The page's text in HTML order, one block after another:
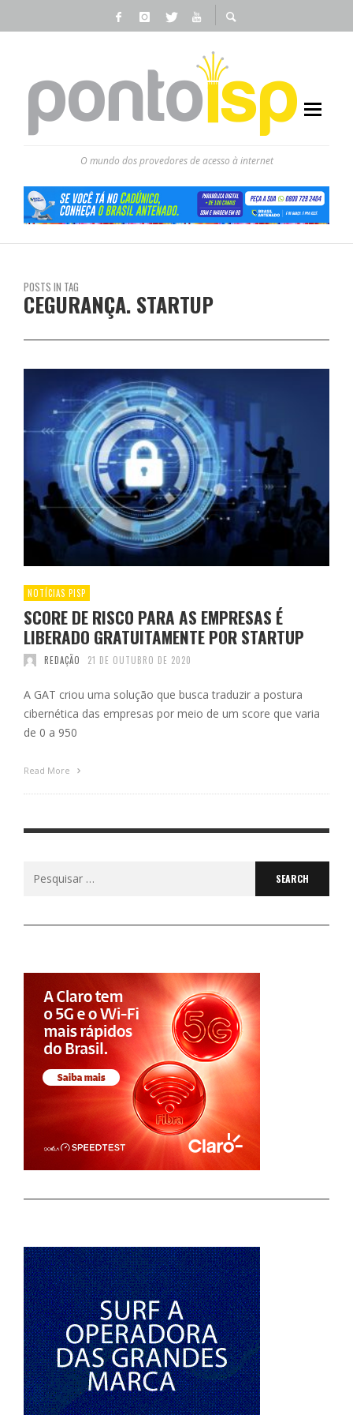
O mundo dos provedores de acesso à internet
POSTS IN TAG
CEGURANÇA. STARTUP
NOTÍCIAS PISP
SCORE DE RISCO PARA AS EMPRESAS É
LIBERADO GRATUITAMENTE POR STARTUP
REDAÇÃO 21 DE OUTUBRO DE 2020
A GAT criou uma solução que busca traduzir a postura
cibernética das empresas por meio de um score que varia
de 0 a 950
Read More